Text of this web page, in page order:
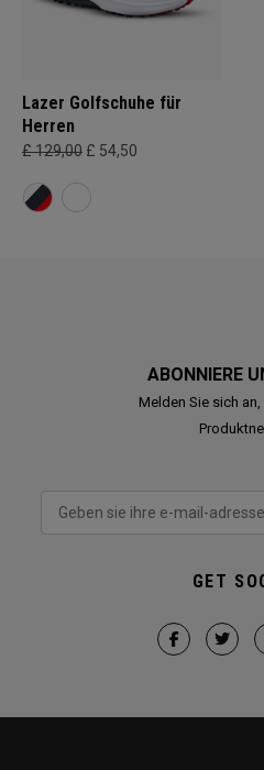
Lazer Golfschuhe für
Herren
£ 129,00 £ 54,50
ABONNIERE
Melden Sie sich
GET